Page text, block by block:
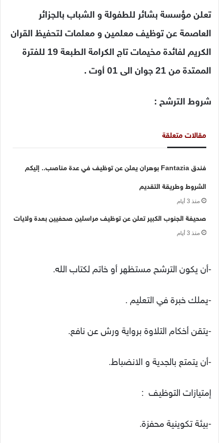
تعلن مؤسسة بشائر للطفولة و الشباب بالجزائر
العاصمة عن توظيف معلمين و معلمات لتحفيظ القران
الكريم لفائدة مخيمات تاج الكرامة الطبعة 19 للفترة
الممتدة من 21 جوان الى 01 أوت .
شروط الترشح :
مقالات متعلقة
فندق Fantazia بوهران يعلن عن توظيف في عدة مناصب.. إليكم
الشروط وطريقة التقديم
منذ 3 أيام
صحيفة الجنوب الكبير تعلن عن توظيف مراسلين صحفيين بعدة ولايات
منذ 3 أيام
-أن يكون الترشح مستظهر أو خاتم لكتاب الله.
-يملك خبرة في التعليم .
-يتقن أخكام التلاوة برواية ورش عن نافع.
-أن يتمتع بالجدية و الانضباط.
إمتيازات التوظيف :
-بيئة تكوينية محفزة.